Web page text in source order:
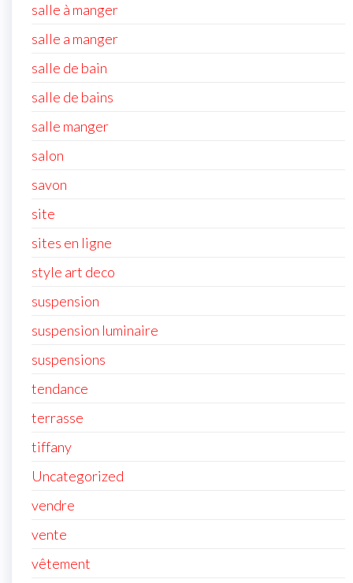
salle à manger
salle a manger
salle de bain
salle de bains
salle manger
salon
savon
site
sites en ligne
style art deco
suspension
suspension luminaire
suspensions
tendance
terrasse
tiffany
Uncategorized
vendre
vente
vêtement